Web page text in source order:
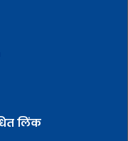
लिंक